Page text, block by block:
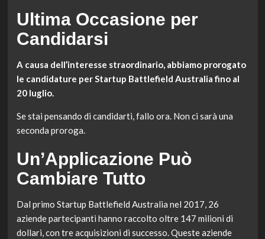
Ultima Occasione per
Candidarsi
A causa dell’interesse straordinario, abbiamo prorogato
le candidature per Startup Battlefield Australia fino al
20 luglio.
Se stai pensando di candidarti, fallo ora. Non ci sarà una
seconda proroga.
Un’Applicazione Può
Cambiare Tutto
Dal primo Startup Battlefield Australia nel 2017, 26
aziende partecipanti hanno raccolto oltre 147 milioni di
dollari, con tre acquisizioni di successo. Queste aziende